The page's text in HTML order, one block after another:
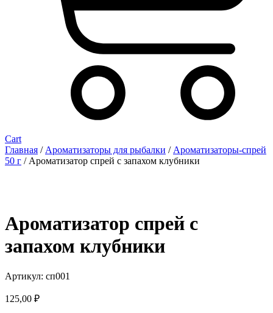
Cart
Главная / Ароматизаторы для рыбалки / Ароматизаторы-спрей
50 г / Ароматизатор спрей с запахом клубники
Ароматизатор спрей с
запахом клубники
Артикул: сп001
125,00 ₽